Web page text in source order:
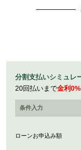
分割支払いシミュレ
20回払いまで金利0%
条件入力
ローンお申込み額